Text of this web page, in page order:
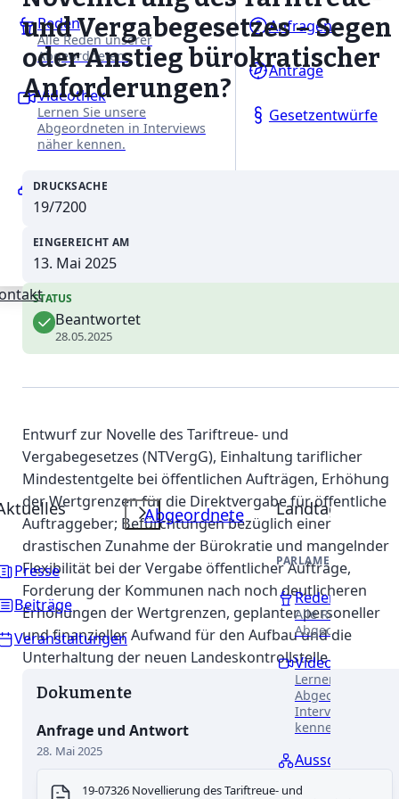
Reden
Alle Reden unserer
Abgeordneten.
Videothek
Lernen Sie unsere
Abgeordneten in Interviews
näher kennen.
Ausschüsse
Erfahren Sie mehr über
unsere Arbeit in den
Niedersächsischen Landtages.
Anfragen
Anträge
Gesetzentwürfe
Presse
Beiträge
Veranstaltungen
Abgeordnete Landtag
Reden
Alle Reden
Abgeordneten.
Videothek
Lernen Sie
Abgeordneten in
Interviews näher
kennen.
Ausschüsse
unsere Arbeit in
und Vergabegesetzes – Segen
oder Anstieg bürokratischer
Anforderungen?
Entwurf zur Novelle des Tariftreue- und
Vergabegesetzes (NTVergG), Einhaltung tariflicher
Mindestentgelte bei öffentlichen Aufträgen, Erhöhung
der Wertgrenzen für die Direktvergabe für öffentliche
Auftraggeber; Befürchtungen bezüglich einer
drastischen Zunahme der Bürokratie und mangelnder
Flexibilität bei der Vergabe öffentlicher Aufträge,
Forderung der Kommunen nach noch deutlicheren
Erhöhungen der Wertgrenzen, geplanter personeller
und finanzieller Aufwand für den Aufbau und die
Unterhaltung der neuen Landeskontrollstelle
Dokumente
Anfrage und Antwort
28. Mai 2025
19-07326 Novellierung des Tariftreue- und
DRUCKSACHE
19/7200
EINGEREICHT AM
13. Mai 2025
STATUS
Beantwortet
28.05.2025